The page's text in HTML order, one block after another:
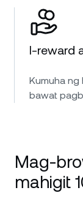
I-reward
Kumuha
bawat
Mag-
mahigit